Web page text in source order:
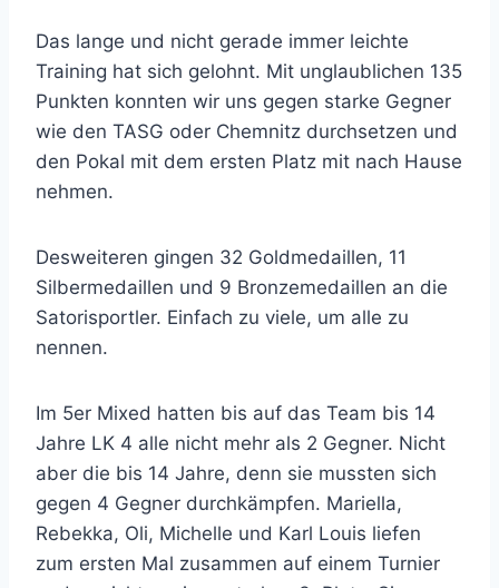
Das lange und nicht gerade immer leichte
Training hat sich gelohnt. Mit unglaublichen 135
Punkten konnten wir uns gegen starke Gegner
wie den TASG oder Chemnitz durchsetzen und
den Pokal mit dem ersten Platz mit nach Hause
nehmen.
Desweiteren gingen 32 Goldmedaillen, 11
Silbermedaillen und 9 Bronzemedaillen an die
Satorisportler. Einfach zu viele, um alle zu
nennen.
Im 5er Mixed hatten bis auf das Team bis 14
Jahre LK 4 alle nicht mehr als 2 Gegner. Nicht
aber die bis 14 Jahre, denn sie mussten sich
gegen 4 Gegner durchkämpfen. Mariella,
Rebekka, Oli, Michelle und Karl Louis liefen
zum ersten Mal zusammen auf einem Turnier